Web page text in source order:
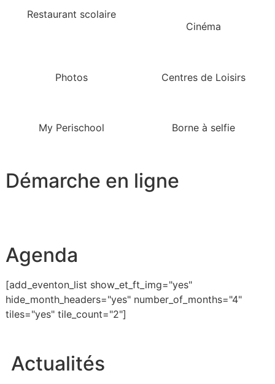
Restaurant scolaire
Cinéma
Photos Centres de Loisirs
My Perischool Borne à selfie
Démarche en ligne
Agenda
[add_eventon_list show_et_ft_img="yes"
hide_month_headers="yes" number_of_months="4"
tiles="yes" tile_count="2"]
Actualités